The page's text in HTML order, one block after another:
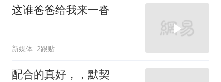
这谁爸爸给我来一沓
新媒体 2跟贴
配合的真好，，默契